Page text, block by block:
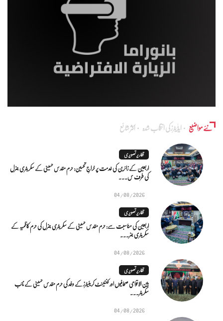
نئے مواضیع ایڈٰیٹرز کی انتخاب شدہ اکثر شائع
تقاریر تصویری
اربعین کے زائرین کی خدمت پر خراجِ تحسین: حرم مقدس حسینی کے سکریٹری جنرل
کی طرف س...
04/08/2026
تقاریر تصویری
اربعین کی مناسبت سے: حرم مقدس حسینی کے سکریٹری جنرل کی حرم کاظمیہ کے
سکریٹری جنر...
04/08/2026
تقاریر تصویری
بین الاقوامی صحافیوں اور کنٹینٹ کریئیٹرز کے وفد کی حرم مقدس حسینی کے نائب
سکریٹر...
04/08/2026